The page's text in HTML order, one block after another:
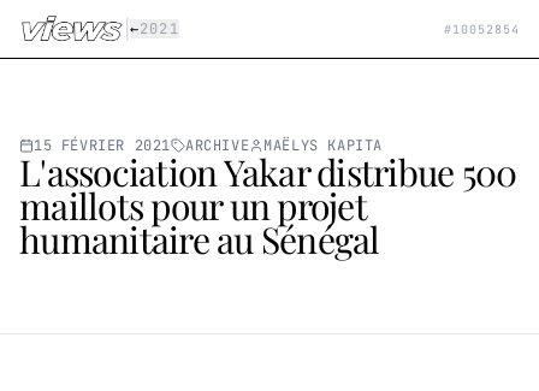
Aller au contenu principal
←2021 # 10052854
15 FÉVRIER 2021 ARCHIVE MAËLYS KAPITA
L'association Yakar distribue 500
maillots pour un projet
humanitaire au Sénégal